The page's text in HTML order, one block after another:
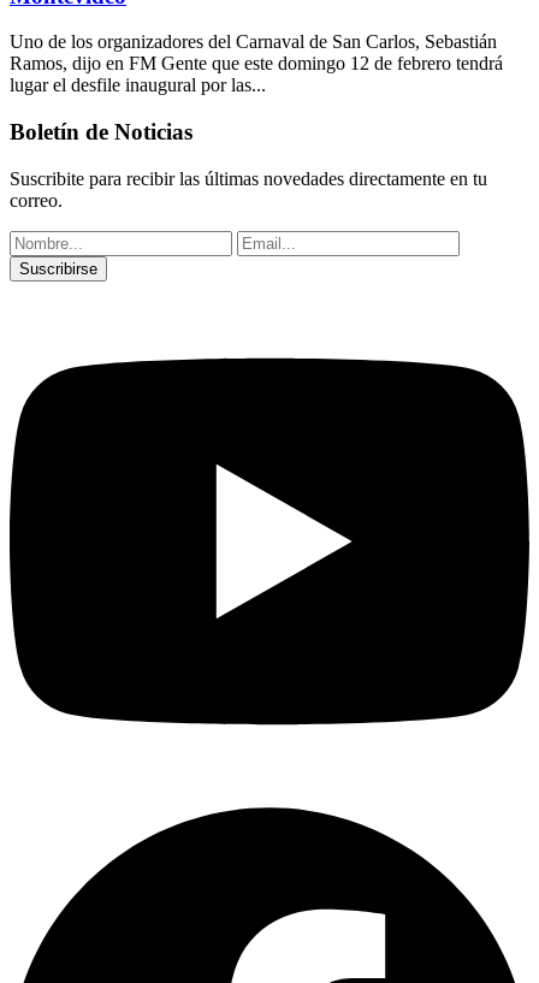
Uno de los organizadores del Carnaval de San Carlos, Sebastián
Ramos, dijo en FM Gente que este domingo 12 de febrero tendrá
lugar el desfile inaugural por las...
Boletín de Noticias
Suscribite para recibir las últimas novedades directamente en tu
correo.
Suscribirse